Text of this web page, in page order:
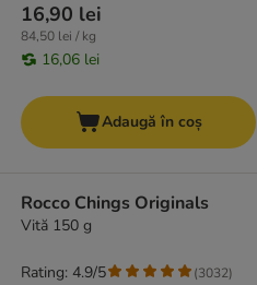
16,90 lei
84,50 lei / kg
16,06 lei
Adaugă în coș
Rocco Chings Originals
Vită 150 g
Rating: 4.9/5 (3032)